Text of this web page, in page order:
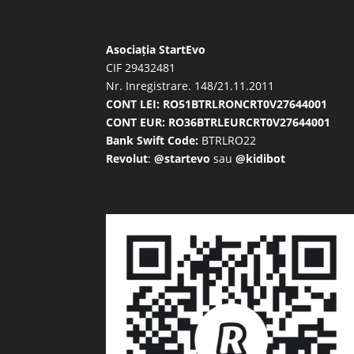
Asociația StartEvo
CIF 29432481
Nr. Inregistrare. 148/21.11.2011
CONT LEI: RO51BTRLRONCRT0V27644001
CONT EUR: RO36BTRLEURCRT0V27644001
Bank Swift Code: BTRLRO22
Revolut:@startevo sau@kidibot